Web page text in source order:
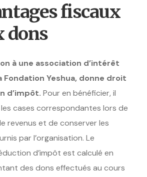
fiscaux
dons
à une association d’intérêt
Fondation Yeshua, donne droit
d’impôt. Pour en bénéficier, il
cases correspondantes lors de
revenus et de conserver les
par l’organisation. Le
d’impôt est calculé en
des dons effectués au cours